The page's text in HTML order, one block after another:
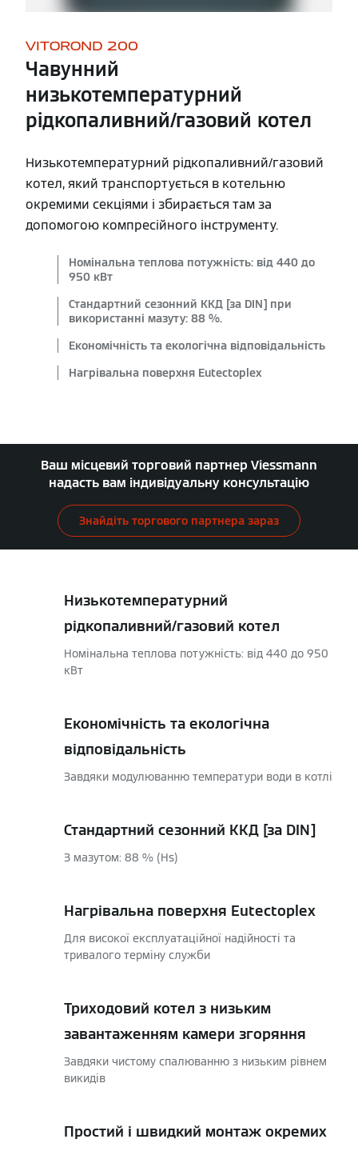
VITOROND 200
Чавунний
низькотемпературний
рідкопаливний/газовий котел
Низькотемпературний рідкопаливний/газовий
котел, який транспортується в котельню
окремими секціями і збирається там за
допомогою компресійного інструменту.
Номінальна теплова потужність: від 440 до
950 кВт
Стандартний сезонний ККД [за DIN] при
використанні мазуту: 88 %.
Економічність та екологічна відповідальність
Нагрівальна поверхня Eutectoplex
Ваш місцевий торговий партнер Viessmann
надасть вам індивідуальну консультацію
Знайдіть торгового партнера зараз
Низькотемпературний
рідкопаливний/газовий котел
Номінальна теплова потужність: від 440 до 950
кВт
Економічність та екологічна
відповідальність
Завдяки модулюванню температури води в котлі
Стандартний сезонний ККД [за DIN]
З мазутом: 88 % (Hs)
Нагрівальна поверхня Eutectoplex
Для високої експлуатаційної надійності та
тривалого терміну служби
Триходовий котел з низьким
завантаженням камери згоряння
Завдяки чистому спалюванню з низьким рівнем
викидів
Простий і швидкий монтаж окремих